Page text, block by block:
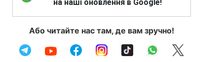
на наші оновлення в Google!
Або читайте нас там, де вам зручно!